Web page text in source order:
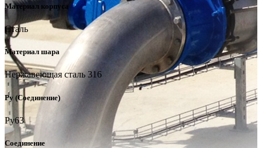
Материал корпуса
Сталь
Материал шара
Нержавеющая сталь 316
Ру (Соединение)
Ру63
Соединение